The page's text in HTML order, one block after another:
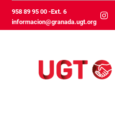
Pular para o Conteúdo principal
958 89 95 00 -Ext. 6
informacion@granada.ugt.org